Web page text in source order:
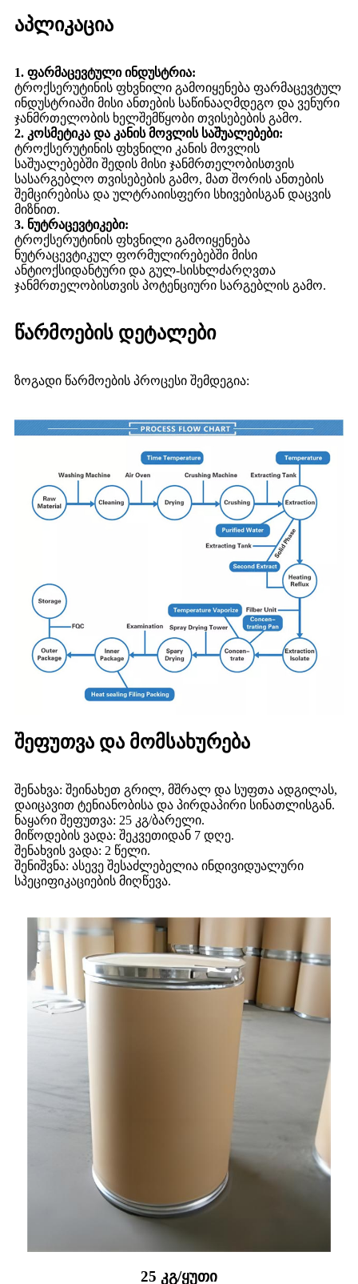
აპლიკაცია
1. ფარმაცევტული ინდუსტრია:
ტროქსერუტინის ფხვნილი გამოიყენება ფარმაცევტულ
ინდუსტრიაში მისი ანთების საწინააღმდეგო და ვენური
ჯანმრთელობის ხელშემწყობი თვისებების გამო.
2. კოსმეტიკა და კანის მოვლის საშუალებები:
ტროქსერუტინის ფხვნილი კანის მოვლის
საშუალებებში შედის მისი ჯანმრთელობისთვის
სასარგებლო თვისებების გამო, მათ შორის ანთების
შემცირებისა და ულტრაიისფერი სხივებისგან დაცვის
მიზნით.
3. ნუტრაცევტიკები:
ტროქსერუტინის ფხვნილი გამოიყენება
ნუტრაცევტიკულ ფორმულირებებში მისი
ანტიოქსიდანტური და გულ-სისხლძარღვთა
ჯანმრთელობისთვის პოტენციური სარგებლის გამო.
წარმოების დეტალები
ზოგადი წარმოების პროცესი შემდეგია:
შეფუთვა და მომსახურება
შენახვა: შეინახეთ გრილ, მშრალ და სუფთა ადგილას,
დაიცავით ტენიანობისა და პირდაპირი სინათლისგან.
ნაყარი შეფუთვა: 25 კგ/ბარელი.
მიწოდების ვადა: შეკვეთიდან 7 დღე.
შენახვის ვადა: 2 წელი.
შენიშვნა: ასევე შესაძლებელია ინდივიდუალური
სპეციფიკაციების მიღწევა.
25 კგ/ყუთი